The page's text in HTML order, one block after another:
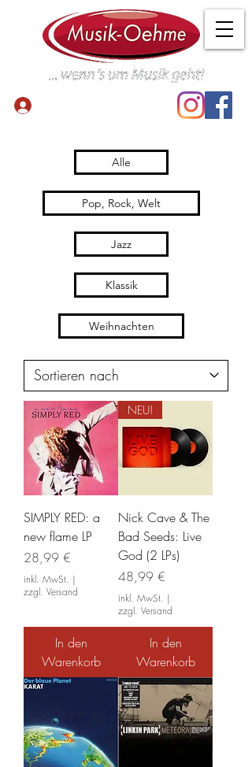
Alle
Pop, Rock, Welt
Jazz
Klassik
Weihnachten
SIMPLY RED: a
new flame LP
Preis
28,99 €
inkl. MwSt. |
zzgl. Versand
In den
Warenkorb
NEU!
Nick Cave & The
Bad Seeds: Live
God (2 LPs)
Preis
48,99 €
inkl. MwSt. |
zzgl. Versand
In den
Warenkorb